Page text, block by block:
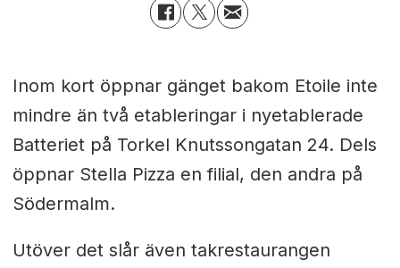
Inom kort öppnar gänget bakom Etoile inte
mindre än två etableringar i nyetablerade
Batteriet på Torkel Knutssongatan 24. Dels
öppnar Stella Pizza en filial, den andra på
Södermalm.
Utöver det slår även takrestaurangen